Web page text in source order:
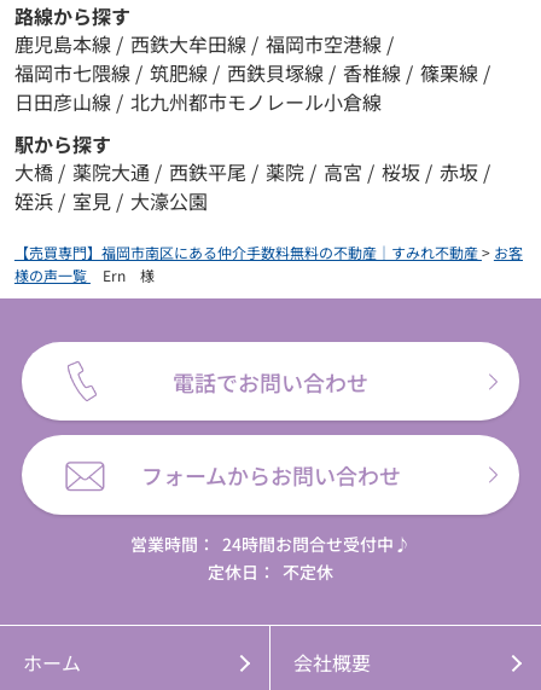
路線から探す
鹿児島本線 / 西鉄大牟田線 / 福岡市空港線 /
福岡市七隈線 / 筑肥線 / 西鉄貝塚線 / 香椎線 / 篠栗線 /
日田彦山線 / 北九州都市モノレール小倉線
駅から探す
大橋 / 薬院大通 / 西鉄平尾 / 薬院 / 高宮 / 桜坂 / 赤坂 /
姪浜 / 室見 / 大濠公園
【売買専門】福岡市南区にある仲介手数料無料の不動産｜すみれ不動産> お客
様の声一覧
Ern 様
電話でお問い合わせ
フォームからお問い合わせ
営業時間：
24時間お問合せ受付中♪
定休日：
不定休
ホーム 会社概要